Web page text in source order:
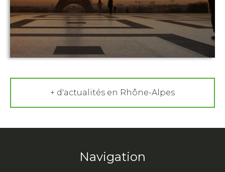
+ d'actualités en Rhône-Alpes
Navigation